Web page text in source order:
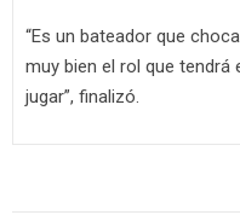
“Es un bateador que
muy bien el rol que tendrá
jugar”, finalizó.